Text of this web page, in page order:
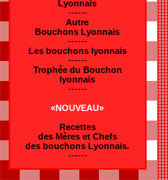
Lyonnais
------
Autre
Bouchons Lyonnais
------
Les bouchons lyonnais
------
Trophée du Bouchon
lyonnais
------
«NOUVEAU»
Recettes
des Mères et Chefs
des bouchons Lyonnais.
------